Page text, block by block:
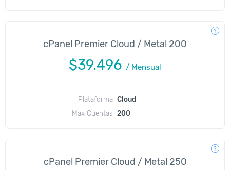
cPanel Premier Cloud / Metal 200
$39.496 / Mensual
Plataforma Cloud
Max Cuentas 200
cPanel Premier Cloud / Metal 250